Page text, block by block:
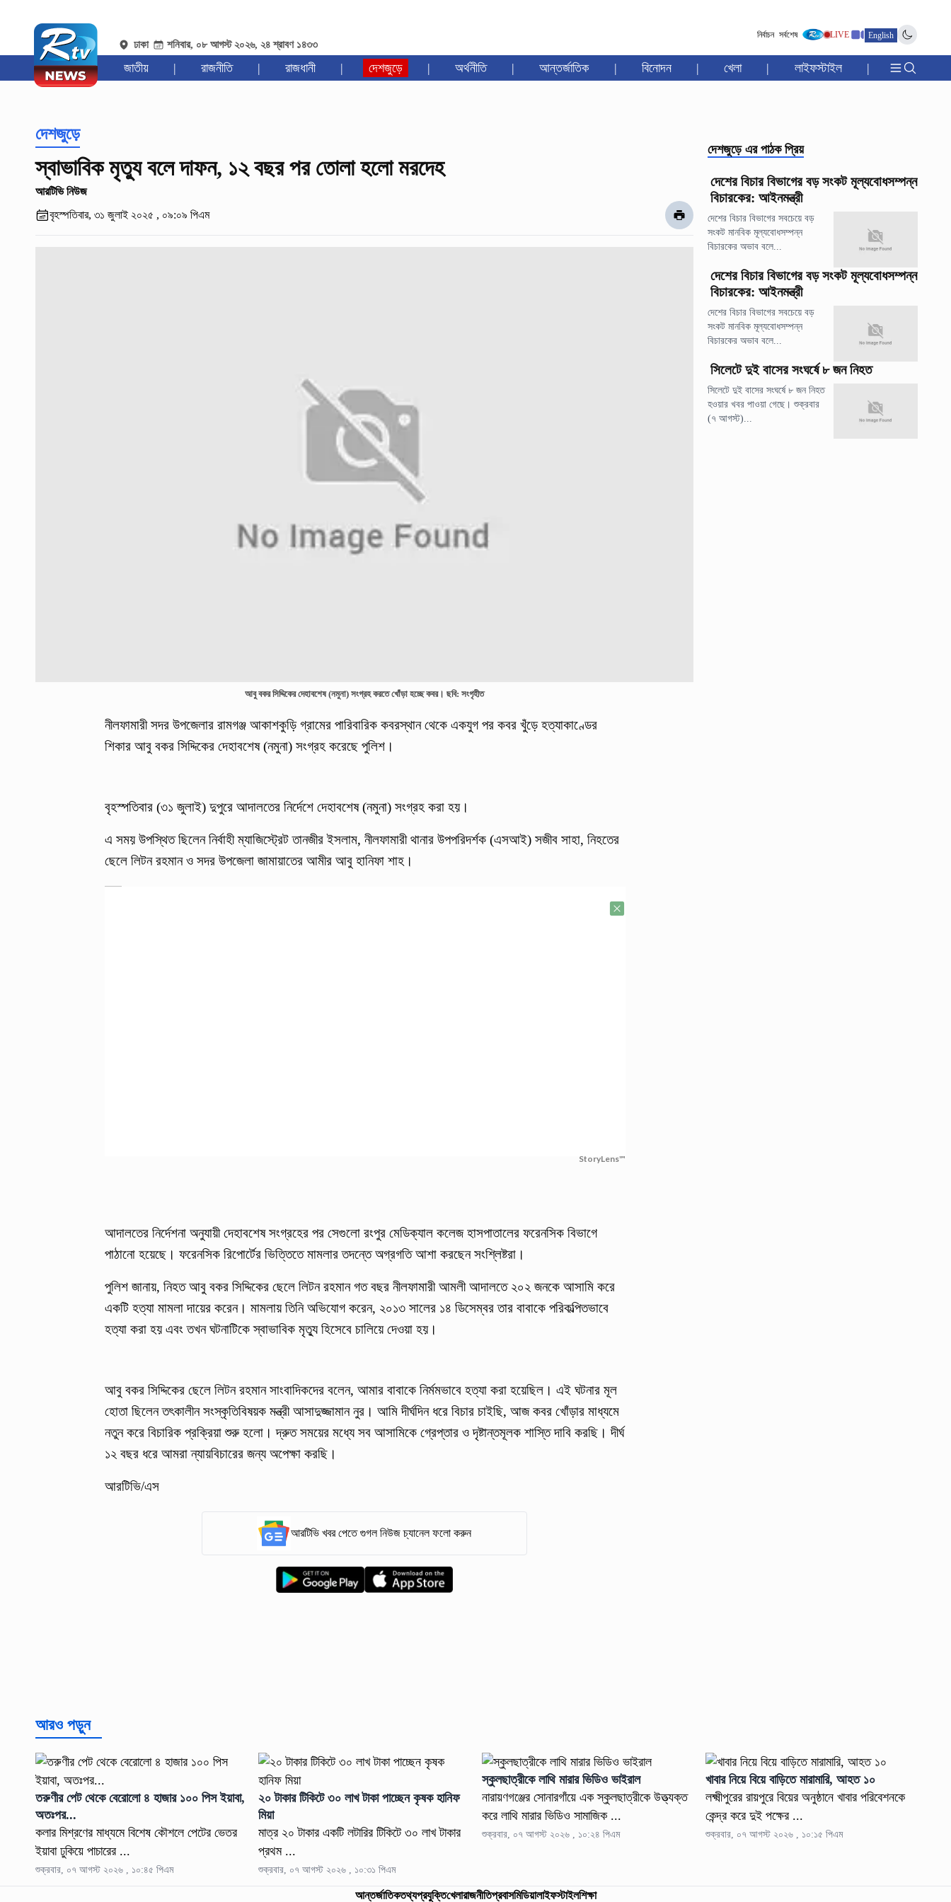
ঢাকা শনিবার, ০৮ আগস্ট ২০২৬, ২৪ শ্রাবণ ১৪৩৩
নির্বাচন সর্বশেষ LIVE English
জাতীয় | রাজনীতি | রাজধানী | দেশজুড়ে | অর্থনীতি | আন্তর্জাতিক | বিনোদন | খেলা | লাইফস্টাইল |
দেশজুড়ে
স্বাভাবিক মৃত্যু বলে দাফন, ১২ বছর পর তোলা হলো মরদেহ
আরটিভি নিউজ
বৃহস্পতিবার, ৩১ জুলাই ২০২৫ , ০৯:০৯ পিএম
আবু বকর সিদ্দিকের দেহাবশেষ (নমুনা) সংগ্রহ করতে খোঁড়া হচ্ছে কবর। ছবি: সংগৃহীত
নীলফামারী সদর উপজেলার রামগঞ্জ আকাশকুড়ি গ্রামের পারিবারিক কবরস্থান থেকে একযুগ পর কবর খুঁড়ে হত্যাকাণ্ডের
শিকার আবু বকর সিদ্দিকের দেহাবশেষ (নমুনা) সংগ্রহ করেছে পুলিশ।
বৃহস্পতিবার (৩১ জুলাই) দুপুরে আদালতের নির্দেশে দেহাবশেষ (নমুনা) সংগ্রহ করা হয়।
এ সময় উপস্থিত ছিলেন নির্বাহী ম্যাজিস্ট্রেট তানজীর ইসলাম, নীলফামারী থানার উপপরিদর্শক (এসআই) সজীব সাহা, নিহতের
ছেলে লিটন রহমান ও সদর উপজেলা জামায়াতের আমীর আবু হানিফা শাহ।
StoryLens™
আদালতের নির্দেশনা অনুযায়ী দেহাবশেষ সংগ্রহের পর সেগুলো রংপুর মেডিক্যাল কলেজ হাসপাতালের ফরেনসিক বিভাগে
পাঠানো হয়েছে। ফরেনসিক রিপোর্টের ভিত্তিতে মামলার তদন্তে অগ্রগতি আশা করছেন সংশ্লিষ্টরা।
পুলিশ জানায়, নিহত আবু বকর সিদ্দিকের ছেলে লিটন রহমান গত বছর নীলফামারী আমলী আদালতে ২০২ জনকে আসামি করে
একটি হত্যা মামলা দায়ের করেন। মামলায় তিনি অভিযোগ করেন, ২০১৩ সালের ১৪ ডিসেম্বর তার বাবাকে পরিকল্পিতভাবে
হত্যা করা হয় এবং তখন ঘটনাটিকে স্বাভাবিক মৃত্যু হিসেবে চালিয়ে দেওয়া হয়।
আবু বকর সিদ্দিকের ছেলে লিটন রহমান সাংবাদিকদের বলেন, আমার বাবাকে নির্মমভাবে হত্যা করা হয়েছিল। এই ঘটনার মূল
হোতা ছিলেন তৎকালীন সংস্কৃতিবিষয়ক মন্ত্রী আসাদুজ্জামান নুর। আমি দীর্ঘদিন ধরে বিচার চাইছি, আজ কবর খোঁড়ার মাধ্যমে
নতুন করে বিচারিক প্রক্রিয়া শুরু হলো। দ্রুত সময়ের মধ্যে সব আসামিকে গ্রেপ্তার ও দৃষ্টান্তমূলক শাস্তি দাবি করছি। দীর্ঘ
১২ বছর ধরে আমরা ন্যায়বিচারের জন্য অপেক্ষা করছি।
আরটিভি/এস
আরটিভি খবর পেতে গুগল নিউজ চ্যানেল ফলো করুন
দেশজুড়ে এর পাঠক প্রিয়
দেশের বিচার বিভাগের বড় সংকট মূল্যবোধসম্পন্ন
বিচারকের: আইনমন্ত্রী
দেশের বিচার বিভাগের সবচেয়ে বড়
সংকট মানবিক মূল্যবোধসম্পন্ন
বিচারকের অভাব বলে...
দেশের বিচার বিভাগের বড় সংকট মূল্যবোধসম্পন্ন
বিচারকের: আইনমন্ত্রী
দেশের বিচার বিভাগের সবচেয়ে বড়
সংকট মানবিক মূল্যবোধসম্পন্ন
বিচারকের অভাব বলে...
সিলেটে দুই বাসের সংঘর্ষে ৮ জন নিহত
সিলেটে দুই বাসের সংঘর্ষে ৮ জন নিহত
হওয়ার খবর পাওয়া গেছে। শুক্রবার
(৭ আগস্ট)...
আরও পড়ুন
তরুণীর পেট থেকে বেরোলো ৪ হাজার ১০০ পিস ইয়াবা,
অতঃপর...
কলার মিশ্রণের মাধ্যমে বিশেষ কৌশলে পেটের ভেতর
ইয়াবা ঢুকিয়ে পাচারের ...
শুক্রবার, ০৭ আগস্ট ২০২৬ , ১০:৪৫ পিএম
২০ টাকার টিকিটে ৩০ লাখ টাকা পাচ্ছেন কৃষক হানিফ
মিয়া
মাত্র ২০ টাকার একটি লটারির টিকিটে ৩০ লাখ টাকার
প্রথম ...
শুক্রবার, ০৭ আগস্ট ২০২৬ , ১০:৩১ পিএম
স্কুলছাত্রীকে লাথি মারার ভিডিও ভাইরাল
নারায়ণগঞ্জের সোনারগাঁয়ে এক স্কুলছাত্রীকে উত্ত্যক্ত
করে লাথি মারার ভিডিও সামাজিক ...
শুক্রবার, ০৭ আগস্ট ২০২৬ , ১০:২৪ পিএম
খাবার নিয়ে বিয়ে বাড়িতে মারামারি, আহত ১০
লক্ষ্মীপুরের রায়পুরে বিয়ের অনুষ্ঠানে খাবার পরিবেশনকে
কেন্দ্র করে দুই পক্ষের ...
শুক্রবার, ০৭ আগস্ট ২০২৬ , ১০:১৫ পিএম
আন্তর্জাতিকতথ্যপ্রযুক্তিখেলারাজনীতিপ্রবাসমিডিয়ালাইফস্টাইলশিক্ষা